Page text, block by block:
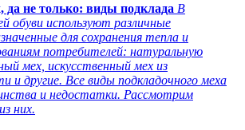
да не только: виды подклада В
обуви используют различные
для сохранения тепла и
потребителей: натуральную
мех, искусственный мех из
и другие. Все виды подкладочного меха
и недостатки. Рассмотрим
них.